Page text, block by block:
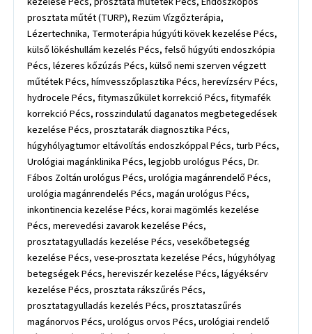
prosztata műtét (TURP), Rezüm Vízgőzterápia,
Lézertechnika, Termoterápia húgyúti kövek kezelése Pécs,
külső lökéshullám kezelés Pécs, felső húgyúti endoszkópia
Pécs, lézeres kőzúzás Pécs, külső nemi szerven végzett
műtétek Pécs, hímvesszőplasztika Pécs, herevízsérv Pécs,
hydrocele Pécs, fitymaszűkület korrekció Pécs, fitymafék
korrekció Pécs, rosszindulatú daganatos megbetegedések
kezelése Pécs, prosztatarák diagnosztika Pécs,
húgyhólyagtumor eltávolítás endoszkóppal Pécs, turb Pécs,
Urológiai magánklinika Pécs, legjobb urológus Pécs, Dr.
Fábos Zoltán urológus Pécs, urológia magánrendelő Pécs,
urológia magánrendelés Pécs, magán urológus Pécs,
inkontinencia kezelése Pécs, korai magömlés kezelése
Pécs, merevedési zavarok kezelése Pécs,
prosztatagyulladás kezelése Pécs, vesekőbetegség
kezelése Pécs, vese-prosztata kezelése Pécs, húgyhólyag
betegségek Pécs, hereviszér kezelése Pécs, lágyéksérv
kezelése Pécs, prosztata rákszűrés Pécs,
prosztatagyulladás kezelés Pécs, prosztataszűrés
magánorvos Pécs, urológus orvos Pécs, urológiai rendelő